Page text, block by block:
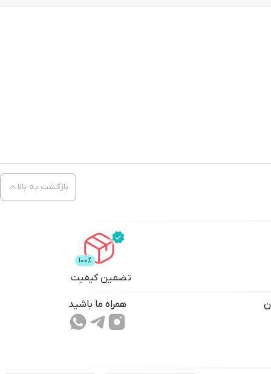
بازگشت به بالا
تضمین کیفیت
همراه ما باشید